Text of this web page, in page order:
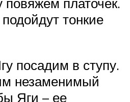
тонкие
посадим в ступу.
незаменимый
Яги – ее